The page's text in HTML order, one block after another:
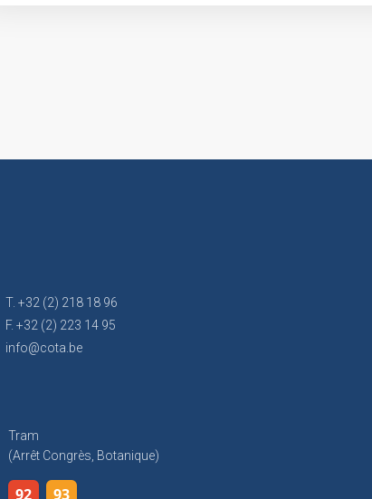
T. +32 (2) 218 18 96
F. +32 (2) 223 14 95
info@cota.be
Tram
(arrêt Congrès, Botanique)
92 93